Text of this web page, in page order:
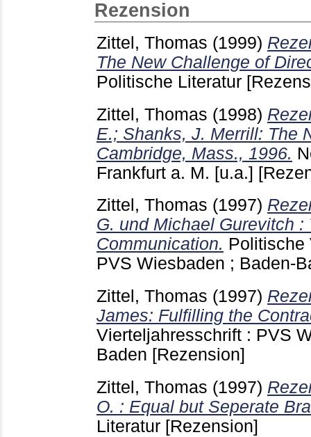
Rezension
Zittel, Thomas (1999)
The New Challenge of
Politische Literatur
Zittel, Thomas (1998)
E.; Shanks, J. Merrill: The
Cambridge, Mass., 1996.
Frankfurt a. M. [u.a.]
Zittel, Thomas (1997)
G. und Michael Gurevitch
Communication. Politische
PVS Wiesbaden ; Baden-
Zittel, Thomas (1997)
James: Fulfilling the
Vierteljahresschrift : PVS
Baden [Rezension]
Zittel, Thomas (1997)
O. : Equal but Seperate
Literatur [Rezension]